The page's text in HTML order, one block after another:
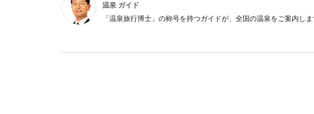
温泉 ガイド
「温泉旅行博士」の称号を持つガイドが、全国の温泉をご案内しま